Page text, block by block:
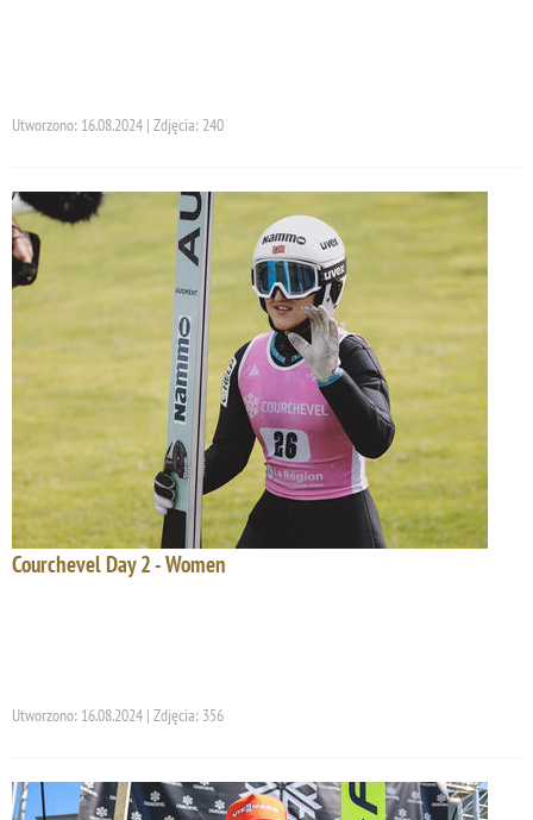
Utworzono: 16.08.2024 | Zdjęcia: 240
Courchevel Day 2 - Women
Utworzono: 16.08.2024 | Zdjęcia: 356